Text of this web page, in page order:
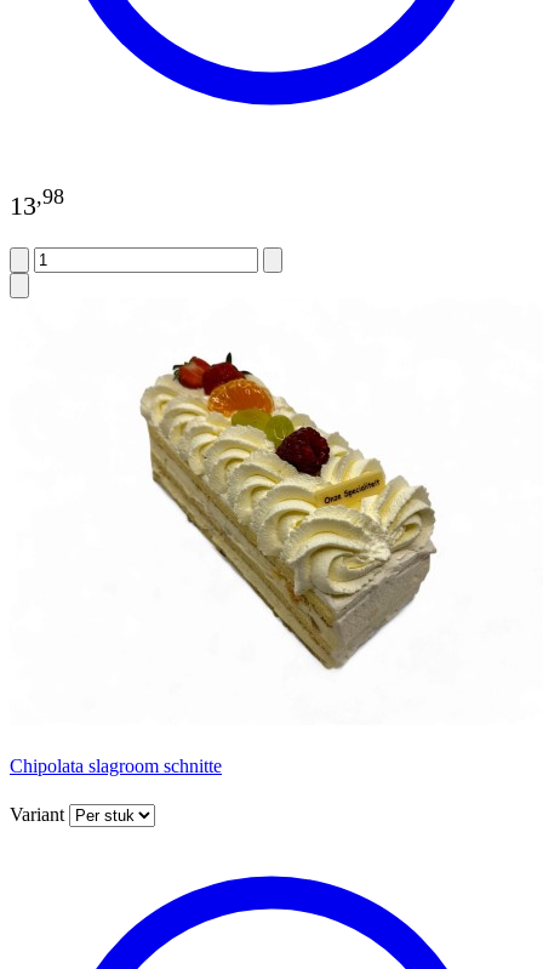
13,98
Chipolata slagroom schnitte
Variant